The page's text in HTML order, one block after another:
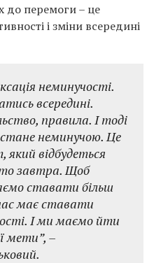
до перемоги – це
і зміни всередині
неминучості.
всередині.
правила. І тоді
неминучою. Це
відбудеться
то завтра. Щоб
ставати більш
має ставати
І ми маємо йти
мети”, –